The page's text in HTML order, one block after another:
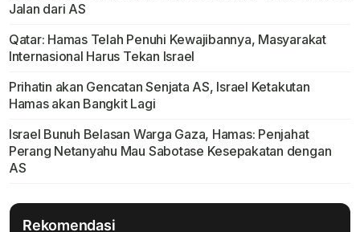
Jalan dari AS
Qatar: Hamas Telah Penuhi Kewajibannya, Masyarakat
Internasional Harus Tekan Israel
Prihatin akan Gencatan Senjata AS, Israel Ketakutan
Hamas akan Bangkit Lagi
Israel Bunuh Belasan Warga Gaza, Hamas: Penjahat
Perang Netanyahu Mau Sabotase Kesepakatan dengan
AS
Rekomendasi